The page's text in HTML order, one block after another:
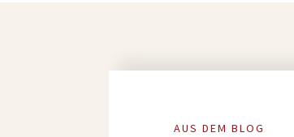
AUS DEM BLOG